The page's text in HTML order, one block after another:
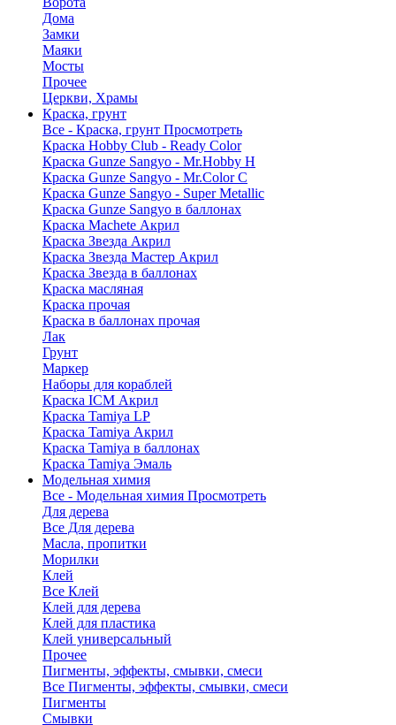
Дома
Замки
Маяки
Мосты
Прочее
Церкви, Храмы
Краска, грунт
Все - Краска, грунт Просмотреть
Краска Hobby Club - Ready Color
Краска Gunze Sangyo - Mr.Hobby H
Краска Gunze Sangyo - Mr.Color C
Краска Gunze Sangyo - Super Metallic
Краска Gunze Sangyo в баллонах
Краска Machete Акрил
Краска Звезда Акрил
Краска Звезда Мастер Акрил
Краска Звезда в баллонах
Краска масляная
Краска прочая
Краска в баллонах прочая
Лак
Грунт
Маркер
Наборы для кораблей
Краска ICM Акрил
Краска Tamiya LP
Краска Tamiya Акрил
Краска Tamiya в баллонах
Краска Tamiya Эмаль
Модельная химия
Все - Модельная химия Просмотреть
Для дерева
Все Для дерева
Масла, пропитки
Морилки
Клей
Все Клей
Клей для дерева
Клей для пластика
Клей универсальный
Прочее
Пигменты, эффекты, смывки, смеси
Все Пигменты, эффекты, смывки, смеси
Пигменты
Смывки